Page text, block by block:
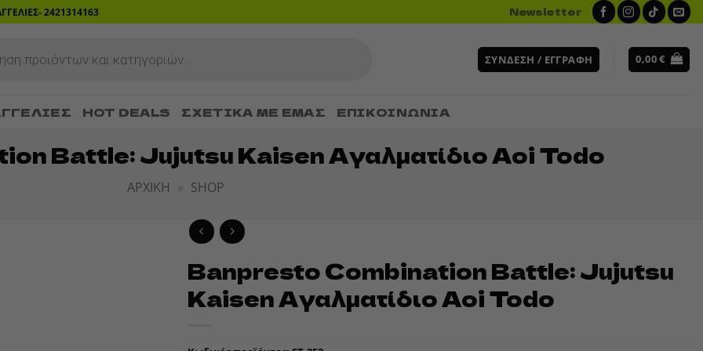
2421314163 Newsletter
ΣΎΝΔΕΣΗ / ΕΓΓΡΑΦΉ 0,00€
HOT DEALS ΣΧΕΤΙΚΆ ΜΕ ΕΜΆΣ ΕΠΙΚΟΙΝΩΝΙΑ
Battle: Jujutsu Kaisen Αγαλματίδιο Aoi Todo
ΑΡΧΙΚΉ » SHOP
Banpresto Combination Battle: Jujutsu
Kaisen Αγαλματίδιο Aoi Todo